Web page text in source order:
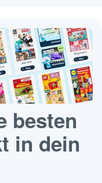
besten
in dein